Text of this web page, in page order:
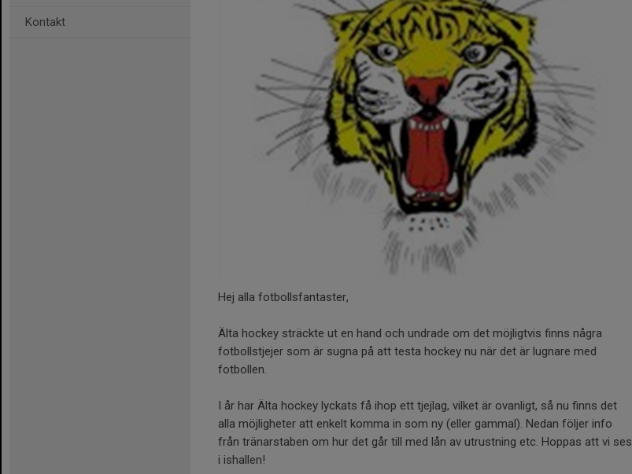
Kontakt
Hej alla fotbollsfantaster,
Älta hockey sträckte ut en hand och undrade om det möjligtvis finns några
fotbollstjejer som är sugna på att testa hockey nu när det är lugnare med
fotbollen.
I år har Älta hockey lyckats få ihop ett tjejlag, vilket är ovanligt, så nu finns det
alla möjligheter att enkelt komma in som ny (eller gammal). Nedan följer info
från tränarstaben om hur det går till med lån av utrustning etc. Hoppas att vi ses
i ishallen!